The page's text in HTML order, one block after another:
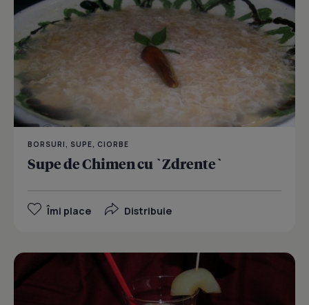
BORSURI, SUPE, CIORBE
Supe de Chimen cu `Zdrente`
Îmi place Distribuie